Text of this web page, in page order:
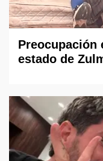
Preocupación
estado de